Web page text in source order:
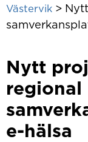
Västervik>
Nytt
regional
e-hälsa